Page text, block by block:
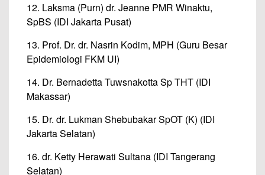
12. Laksma (Purn) dr. Jeanne PMR Winaktu,
SpBS (IDI Jakarta Pusat)
13. Prof. Dr. dr. Nasrin Kodim, MPH (Guru Besar
Epidemiologi FKM UI)
14. Dr. Bernadetta Tuwsnakotta Sp THT (IDI
Makassar)
15. Dr. dr. Lukman Shebubakar SpOT (K) (IDI
Jakarta Selatan)
16. dr. Ketty Herawati Sultana (IDI Tangerang
Selatan)